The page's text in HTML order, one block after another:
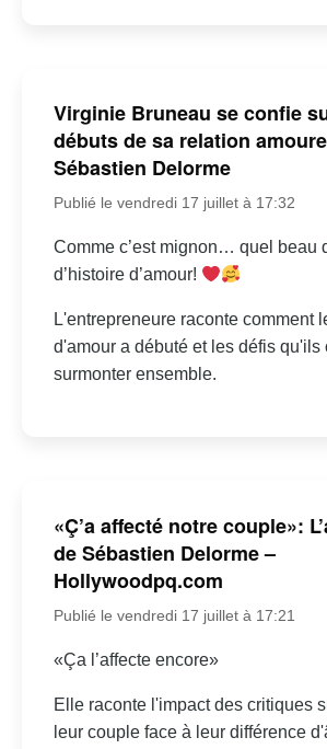
Virginie Bruneau se confie
débuts de sa relation
Sébastien Delorme
Publié le vendredi 17 juillet à 17:32
Comme c’est mignon… quel beau
d’histoire d’amour!
L'entrepreneure raconte comment
d'amour a débuté et les défis qu'ils
surmonter ensemble.
«Ç’a affecté notre couple»:
de Sébastien Delorme –
Hollywoodpq.com
Publié le vendredi 17 juillet à 17:21
«Ça l’affecte encore»
Elle raconte l'impact des critiques
leur couple face à leur différence